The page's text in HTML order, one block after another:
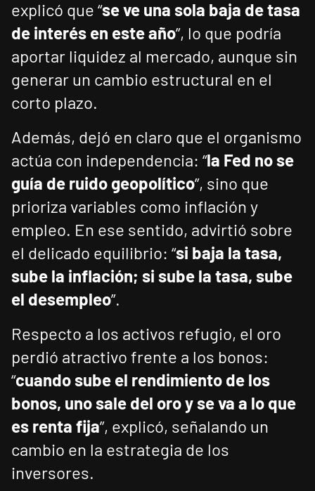
explicó que “se ve una sola baja de tasa
de interés en este año”, lo que podría
aportar liquidez al mercado, aunque sin
generar un cambio estructural en el
corto plazo.
Además, dejó en claro que el organismo
actúa con independencia: “la Fed no se
guía de ruido geopolítico”, sino que
prioriza variables como inflación y
empleo. En ese sentido, advirtió sobre
el delicado equilibrio: “si baja la tasa,
sube la inflación; si sube la tasa, sube
el desempleo”.
Respecto a los activos refugio, el oro
perdió atractivo frente a los bonos:
“cuando sube el rendimiento de los
bonos, uno sale del oro y se va a lo que
es renta fija”, explicó, señalando un
cambio en la estrategia de los
inversores.